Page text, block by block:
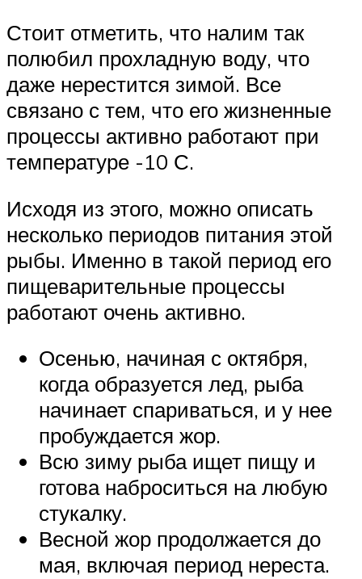
Стоит отметить, что налим так
полюбил прохладную воду, что
даже нерестится зимой. Все
связано с тем, что его жизненные
процессы активно работают при
температуре -10 С.
Исходя из этого, можно описать
несколько периодов питания этой
рыбы. Именно в такой период его
пищеварительные процессы
работают очень активно.
Осенью, начиная с октября,
когда образуется лед, рыба
начинает спариваться, и у нее
пробуждается жор.
Всю зиму рыба ищет пищу и
готова наброситься на любую
стукалку.
Весной жор продолжается до
мая, включая период нереста.